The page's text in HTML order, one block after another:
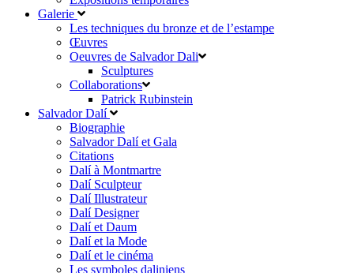
Galerie
Les techniques du bronze et de l’estampe
Œuvres
Oeuvres de Salvador Dali
Sculptures
Collaborations
Patrick Rubinstein
Salvador Dalí
Biographie
Salvador Dalí et Gala
Citations
Dalí à Montmartre
Dalí Sculpteur
Dalí Illustrateur
Dalí Designer
Dalí et Daum
Dalí et la Mode
Dalí et le cinéma
Les symboles daliniens